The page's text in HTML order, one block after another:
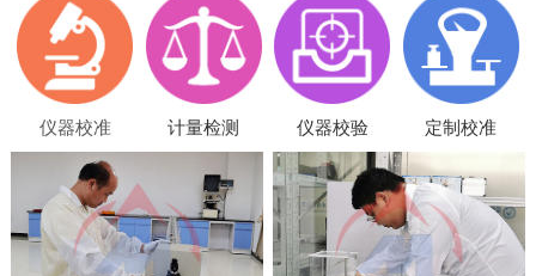
仪器校准 计量检测 仪器校验 定制校准